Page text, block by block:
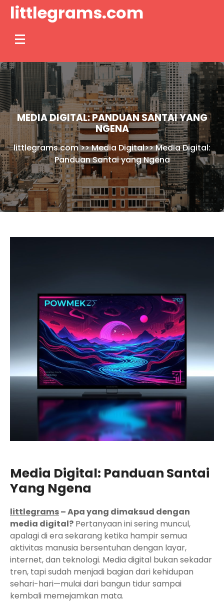
Skiplittlegrams.com
MEDIA DIGITAL: PANDUAN SANTAI YANG
NGENA
littlegrams.com>>Media Digital>>Media Digital:
Panduan Santai yang Ngena
Media Digital: Panduan Santai
Yang Ngena
littlegrams– Apa yang dimaksud dengan
media digital? Pertanyaan ini sering muncul,
apalagi di era sekarang ketika hampir semua
aktivitas manusia bersentuhan dengan layar,
internet, dan teknologi. Media digital bukan sekadar
tren, tapi sudah menjadi bagian dari kehidupan
sehari-hari—mulai dari bangun tidur sampai
kembali memejamkan mata.